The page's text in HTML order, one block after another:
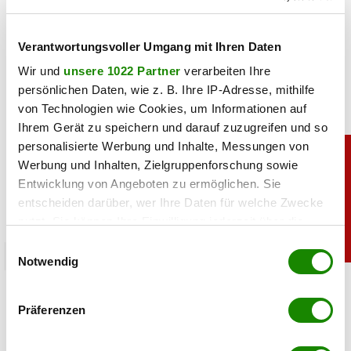
Verantwortungsvoller Umgang mit Ihren Daten
Wir und unsere 1022 Partner verarbeiten Ihre
persönlichen Daten, wie z. B. Ihre IP-Adresse, mithilfe
von Technologien wie Cookies, um Informationen auf
Ihrem Gerät zu speichern und darauf zuzugreifen und so
personalisierte Werbung und Inhalte, Messungen von
Werbung und Inhalten, Zielgruppenforschung sowie
Entwicklung von Angeboten zu ermöglichen. Sie
entscheiden darüber, wer Ihre Daten für welche Zwecke
Trigger Symbol ändern oder widerrufen
Informationen über Ihre geografische Lage
Notwendig
Präferenzen
teilen
chronik
Ludomirska ist pleite